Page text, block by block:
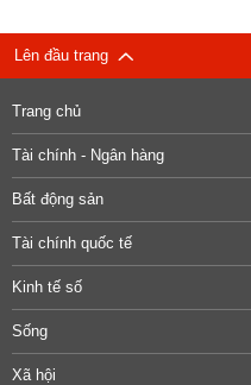
Lên đầu trang
Trang chủ
Tài chính - Ngân hàng
Bất động sản
Tài chính quốc tế
Kinh tế số
Sống
Xã hội